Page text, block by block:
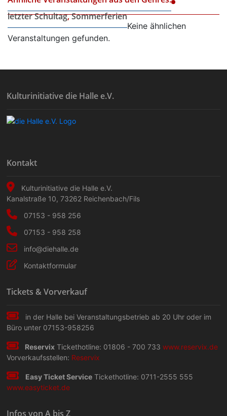
letzter Schultag,Sommerferien
Keine ähnlichen
Veranstaltungen gefunden.
Kulturinitiative die Halle e.V.
Kontakt
Kulturinitiative die Halle e.V.
Kanalstraße 10,73262 Reichenbach/Fils
07153 - 958 256
07153 - 958 258
info@diehalle.de
Kontaktformular
Tickets & Vorverkauf
in der Halle bei Veranstaltungs­betrieb ab 20 Uhr oder im
Büro unter 07153-958256
ReservixTickethotline: 01806 - 700 733 www.reservix.de
Vorverkaufsstellen: Reservix
Easy Ticket ServiceTickethotline: 0711-2555 555
www.easyticket.de
Infos von A bis Z